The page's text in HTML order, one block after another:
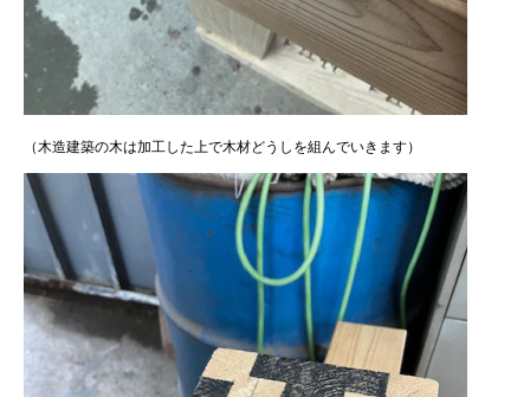
（木造建築の木は加工した上で木材どうしを組んでいきます）